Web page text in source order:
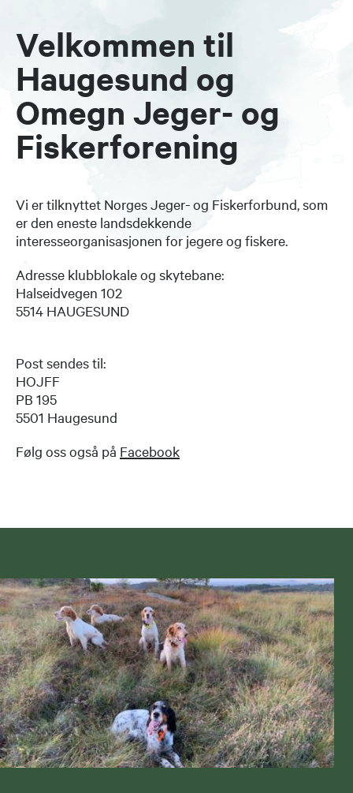
Velkommen til
Haugesund og
Omegn Jeger- og
Fiskerforening
Vi er tilknyttet Norges Jeger- og Fiskerforbund, som
er den eneste landsdekkende
interesseorganisasjonen for jegere og fiskere.
Adresse klubblokale og skytebane:
Halseidvegen 102
5514 HAUGESUND
Post sendes til:
HOJFF
PB 195
5501 Haugesund
Følg oss også på Facebook